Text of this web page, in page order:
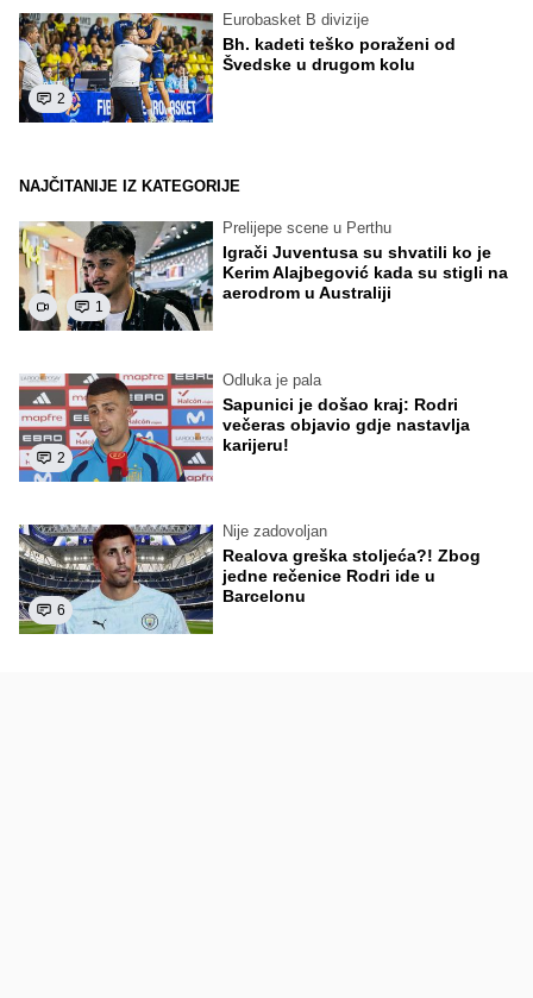
2
Eurobasket B divizije
Bh. kadeti teško poraženi od
Švedske u drugom kolu
NAJČITANIJE IZ KATEGORIJE
1
Prelijepe scene u Perthu
Igrači Juventusa su shvatili ko je
Kerim Alajbegović kada su stigli na
aerodrom u Australiji
2
Odluka je pala
Sapunici je došao kraj: Rodri
večeras objavio gdje nastavlja
karijeru!
6
Nije zadovoljan
Realova greška stoljeća?! Zbog
jedne rečenice Rodri ide u
Barcelonu